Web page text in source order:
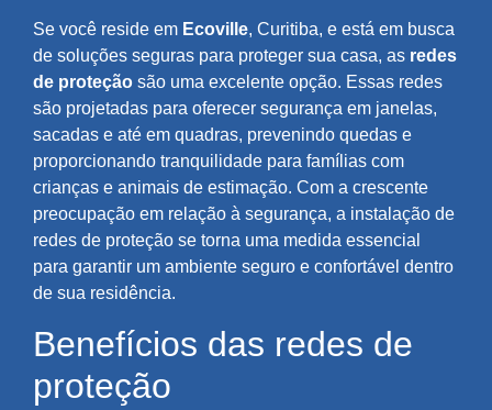
Se você reside em Ecoville, Curitiba, e está em busca
de soluções seguras para proteger sua casa, as redes
de proteção são uma excelente opção. Essas redes
são projetadas para oferecer segurança em janelas,
sacadas e até em quadras, prevenindo quedas e
proporcionando tranquilidade para famílias com
crianças e animais de estimação. Com a crescente
preocupação em relação à segurança, a instalação de
redes de proteção se torna uma medida essencial
para garantir um ambiente seguro e confortável dentro
de sua residência.
Benefícios das redes de
proteção